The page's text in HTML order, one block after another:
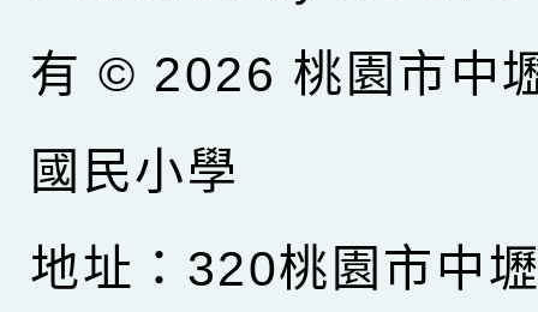
有 © 2026 桃園市中
國民小學
地址：320桃園市中